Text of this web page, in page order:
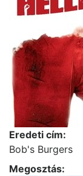
Eredeti cím:
Bob's Burgers
Megosztás: